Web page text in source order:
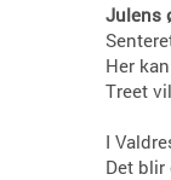
Julens
Her
Treet
I
Det